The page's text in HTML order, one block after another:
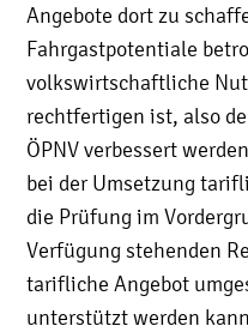
Angebote dort zu
Fahrgastpotentiale
volkswirtschaftliche
rechtfertigen ist, also
ÖPNV verbessert
bei der Umsetzung
die Prüfung im
Verfügung stehenden
tarifliche Angebot
unterstützt werden